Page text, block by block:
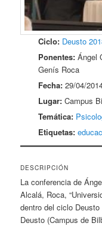
Ciclo: Deusto
Ponentes: Ángel
Genís Roca
Fecha: 29/04/
Lugar: Campus
Temática:
Etiquetas:
DESCRIPCIÓN
La conferencia de
Alcalá, Roca,
dentro del ciclo
Deusto (Campus de